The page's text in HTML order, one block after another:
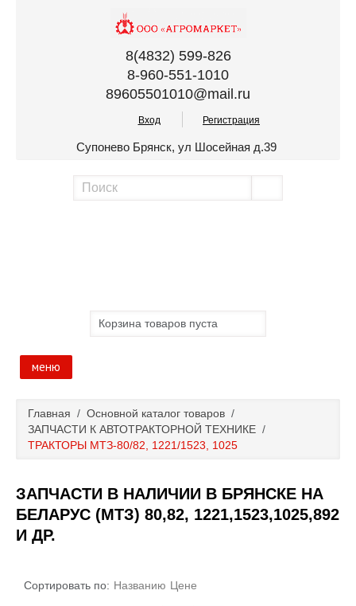
8(4832) 599-826
8-960-551-1010
89605501010@mail.ru
Вход Регистрация
Супонево Брянск, ул Шосейная д.39
Корзина товаров пуста
меню
Основной каталог товаров
Контакты
Главная / Основной каталог товаров /
ЗАПЧАСТИ К АВТОТРАКТОРНОЙ ТЕХНИКЕ /
ТРАКТОРЫ МТЗ-80/82, 1221/1523, 1025
ЗАПЧАСТИ В НАЛИЧИИ В БРЯНСКЕ НА
БЕЛАРУС (МТЗ) 80,82, 1221,1523,1025,892
И ДР.
Сортировать по: Названию Цене